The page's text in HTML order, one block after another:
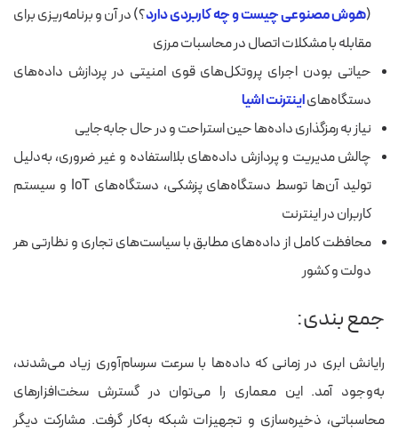
(هوش مصنوعی چیست و چه کاربردی دارد؟) در آن و برنامه‌ریزی برای
مقابله با مشکلات اتصال در محاسبات مرزی
حیاتی بودن اجرای پروتکل‌های قوی امنیتی در پردازش داده‌های
دستگاه‌هایاینترنت اشیا
نیاز به رمزگذاری داده‌ها حین استراحت و در حال جابه‌جایی
چالش مدیریت و پردازش داده‌های بلااستفاده و غیر ضروری، به‌‌دلیل
تولید آن‌ها توسط دستگاه‌های پزشکی، دستگاه‌های IoT و سیستم
کاربران در اینترنت
محافظت کامل از داده‌های مطابق با سیاست‌های تجاری و نظارتی هر
دولت و کشور
جمع بندی:
رایانش ابری در زمانی که داده‌ها با سرعت سرسام‌آوری زیاد می‌شدند،
به‌وجود آمد. این معماری را می‌توان در گسترش سخت‌افزارهای
محاسباتی، ذخیره‌سازی و تجهیزات شبکه به‌کار گرفت. مشارکت دیگر